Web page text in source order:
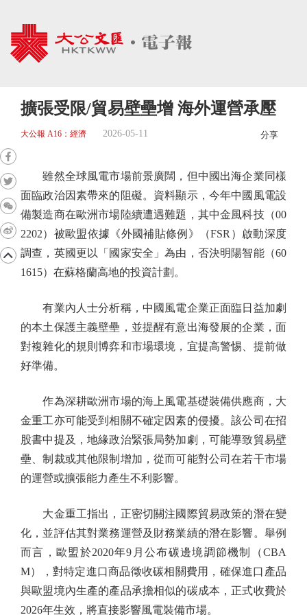
擴張受限/貿易壁壘增 海外運營承壓
大公報 A16：經濟 2026-05-11 分享
雖然全球風電市場前景廣闊，但中國出海企業同樣
面臨政治因素帶來的阻礙。資料顯示，今年中國風電設
備製造商在歐洲市場陸續遭遇難題，其中金風科技（00
2202）被歐盟依據《外國補貼條例》（FSR）啟動深度
調查，英國更以「國家安全」為由，否決明陽智能（60
1615）在蘇格蘭高地的投資計劃。
有業內人士分析稱，中國風電企業正面臨日益加劇
的本土保護主義壁壘，並提醒有意出海發展的企業，面
對複雜化的規則博弈和市場環境，宜提高警惕、提前做
好準備。
作為深耕歐洲市場的海上風電基礎裝備供應商，大
金重工亦可能受到相關不確定因素的侵擾。該公司在招
股書中提及，地緣政治緊張局勢加劇，可能導致貿易壁
壘、制裁或其他限制增加，從而可能對公司在若干市場
的運營或擴張能力產生不利影響。
大金重工指出，正密切關注國際貿易政策的潛在變
化，並評估其對業務運營及財務業績的潛在影響。舉例
而言，歐盟於2020年9月公布碳邊境調節機制（CBA
M），對特定進口商品徵收碳相關費用，確保進口產品
與歐盟境內生產的產品承擔相似的碳成本，正式收費於
2026年生效，將直接影響風電裝備市場。